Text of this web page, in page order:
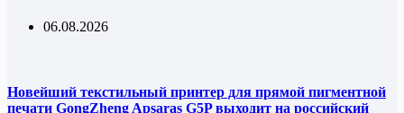
06.08.2026
Новейший текстильный принтер для прямой пигментной
печати GongZheng Apsaras G5P выходит на российский